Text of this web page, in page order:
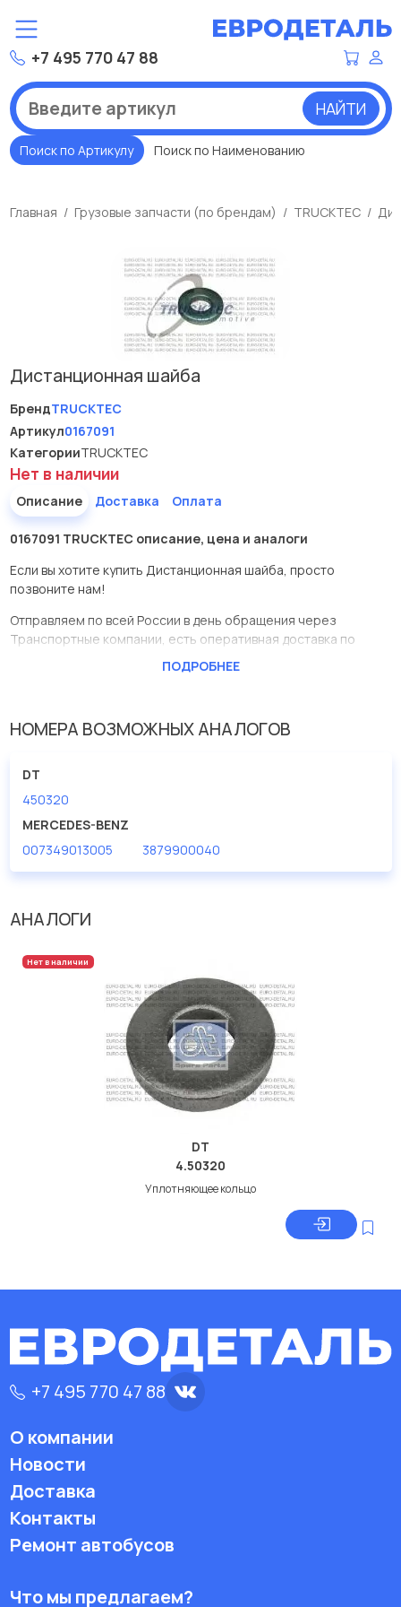
+7 495 770 47 88
НАЙТИ
Поиск по Артикулу Поиск по Наименованию
Главная Грузовые запчасти (по брендам) TRUCKTEC
Дистанционная шайба
БрендTRUCKTEC
Артикул0167091
КатегорииTRUCKTEC
Нет в наличии
Описание Доставка Оплата
0167091 TRUCKTEC описание, цена и аналоги
Если вы хотите купить Дистанционная шайба, просто
позвоните нам!
Отправляем по всей России в день обращения через
Транспортные компании, есть оперативная доставка по
У данной детали есть аналоги с номерами, убедитесь сами.
представлены в большом ассортименте.
Мы продаем сертифицированные колодки тормозные
дисковые с гарантией от производителя TRUCKTEC.
Производитель
ПОДРОБНЕЕ
НОМЕРА ВОЗМОЖНЫХ АНАЛОГОВ
DT
450320
MERCEDES-BENZ
007349013005
3879900040
АНАЛОГИ
Нет в наличии
DT
4.50320
Уплотняющее кольцо
+7 495 770 47 88
О компании
Новости
Доставка
Контакты
Ремонт автобусов
Что мы предлагаем?